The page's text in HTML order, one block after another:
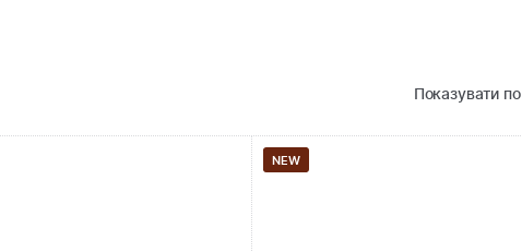
Показувати по
NEW